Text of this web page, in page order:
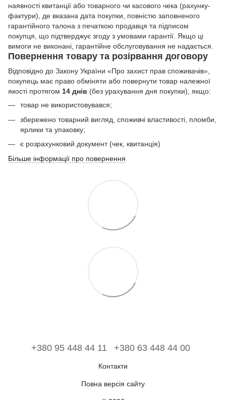
наявності квитанції або товарного чи касового чека (рахунку-
фактури), де вказана дата покупки, повністю заповненого
гарантійного талона з печаткою продавця та підписом
покупця, що підтверджує згоду з умовами гарантії. Якщо ці
вимоги не виконані, гарантійне обслуговування не надається.
Повернення товару та розірвання договору
Відповідно до Закону України «Про захист прав споживачів»,
покупець має право обміняти або повернути товар належної
якості протягом 14 днів (без урахування дня покупки), якщо:
товар не використовувався;
збережено товарний вигляд, споживчі властивості, пломби,
ярлики та упаковку;
є розрахунковий документ (чек, квитанція)
Більше інформації про повернення
+380 95 448 44 11 +380 63 448 44 00
Контакти
Повна версія сайту